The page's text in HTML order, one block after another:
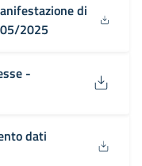
di
2025
-
dati